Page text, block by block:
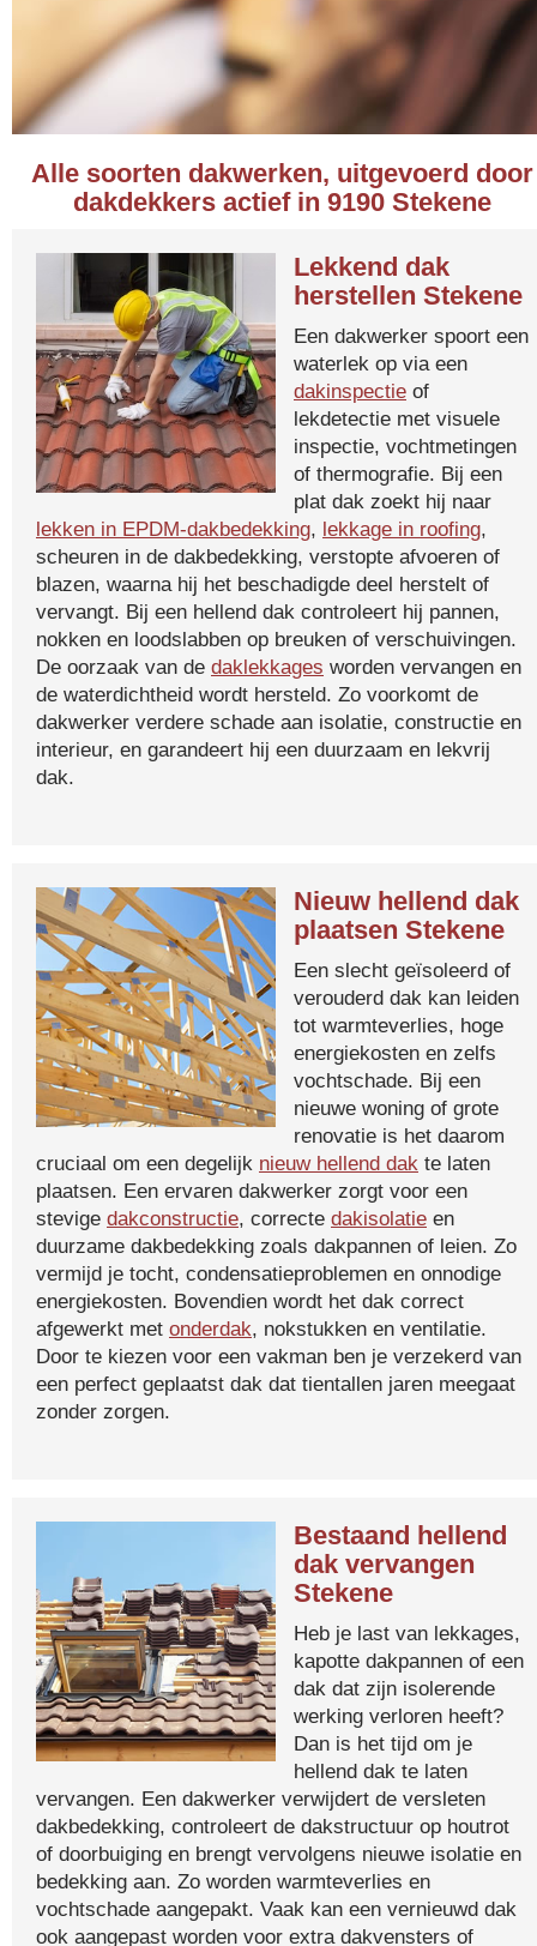
Alle soorten dakwerken, uitgevoerd door
dakdekkers actief in 9190 Stekene
Lekkend dak
herstellen Stekene
Een dakwerker spoort een
waterlek op via een
dakinspectie of
lekdetectie met visuele
inspectie, vochtmetingen
of thermografie. Bij een
plat dak zoekt hij naar
lekken in EPDM-dakbedekking, lekkage in roofing,
scheuren in de dakbedekking, verstopte afvoeren of
blazen, waarna hij het beschadigde deel herstelt of
vervangt. Bij een hellend dak controleert hij pannen,
nokken en loodslabben op breuken of verschuivingen.
De oorzaak van de daklekkages worden vervangen en
de waterdichtheid wordt hersteld. Zo voorkomt de
dakwerker verdere schade aan isolatie, constructie en
interieur, en garandeert hij een duurzaam en lekvrij
dak.
Nieuw hellend dak
plaatsen Stekene
Een slecht geïsoleerd of
verouderd dak kan leiden
tot warmteverlies, hoge
energiekosten en zelfs
vochtschade. Bij een
nieuwe woning of grote
renovatie is het daarom
cruciaal om een degelijk nieuw hellend dak te laten
plaatsen. Een ervaren dakwerker zorgt voor een
stevige dakconstructie, correcte dakisolatie en
duurzame dakbedekking zoals dakpannen of leien. Zo
vermijd je tocht, condensatieproblemen en onnodige
energiekosten. Bovendien wordt het dak correct
afgewerkt met onderdak, nokstukken en ventilatie.
Door te kiezen voor een vakman ben je verzekerd van
een perfect geplaatst dak dat tientallen jaren meegaat
zonder zorgen.
Bestaand hellend
dak vervangen
Stekene
Heb je last van lekkages,
kapotte dakpannen of een
dak dat zijn isolerende
werking verloren heeft?
Dan is het tijd om je
hellend dak te laten
vervangen. Een dakwerker verwijdert de versleten
dakbedekking, controleert de dakstructuur op houtrot
of doorbuiging en brengt vervolgens nieuwe isolatie en
bedekking aan. Zo worden warmteverlies en
vochtschade aangepakt. Vaak kan een vernieuwd dak
ook aangepast worden voor extra dakvensters of